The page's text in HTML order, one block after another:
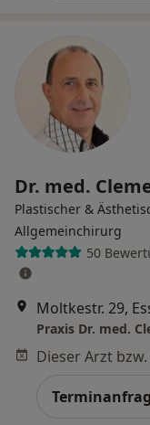
Dr. med.
Plastischer &
Allgemeinchirurg
50
Moltkestr. 29,
Praxis Dr. med.